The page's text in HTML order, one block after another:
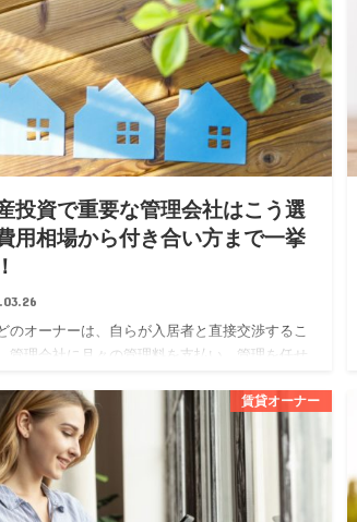
投資で重要な管理会社はこう選
用相場から付き合い方まで一挙
のオーナーは、自らが入居者と直接交渉するこ
管理会社に月々の管理料を支払い、管理を任せ
家に任せられる安心感が得られ、賃貸経営にか
や労力を軽…
賃貸オーナー